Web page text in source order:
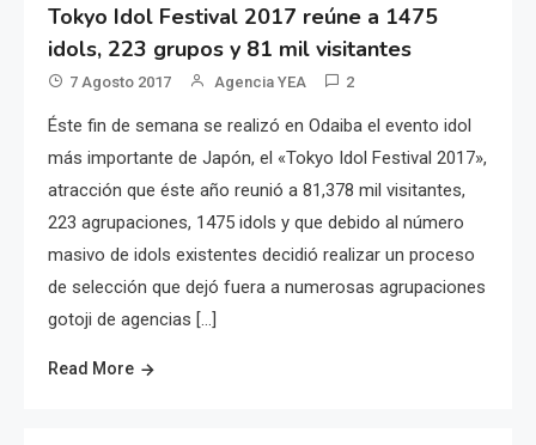
Tokyo Idol Festival 2017 reúne a 1475
idols, 223 grupos y 81 mil visitantes
7 Agosto 2017 Agencia YEA 2
Éste fin de semana se realizó en Odaiba el evento idol
más importante de Japón, el «Tokyo Idol Festival 2017»,
atracción que éste año reunió a 81,378 mil visitantes,
223 agrupaciones, 1475 idols y que debido al número
masivo de idols existentes decidió realizar un proceso
de selección que dejó fuera a numerosas agrupaciones
gotoji de agencias […]
Read More